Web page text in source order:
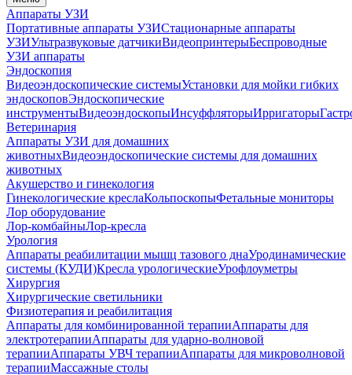
Аппараты УЗИ
Портативные аппараты УЗИСтационарные аппараты
УЗИУльтразвуковые датчикиВидеопринтерыБеспроводные
УЗИ аппараты
Эндоскопия
Видеоэндоскопические системыУстановки для мойки гибких
эндоскоповЭндоскопические
инструментыВидеоэндоскопыИнсуффляторыИрригаторы
Ветеринария
Аппараты УЗИ для домашних
животныхВидеоэндоскопические системы для домашних
животных
Акушерство и гинекология
Гинекологические креслаКольпоскопыФетальные мониторы
Лор оборудование
Лор-комбайныЛор-кресла
Урология
Аппараты реабилитации мышц тазового днаУродинамические
системы (КУДИ)Кресла урологическиеУрофлоуметры
Хирургия
Хирургические светильники
Физиотерапия и реабилитация
Аппараты для комбинированной терапииАппараты для
электротерапииАппараты для ударно-волновой
терапииАппараты УВЧ терапииАппараты для микроволновой
терапииМассажные столы